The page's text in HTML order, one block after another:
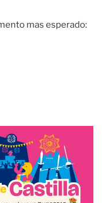
mas esperado: